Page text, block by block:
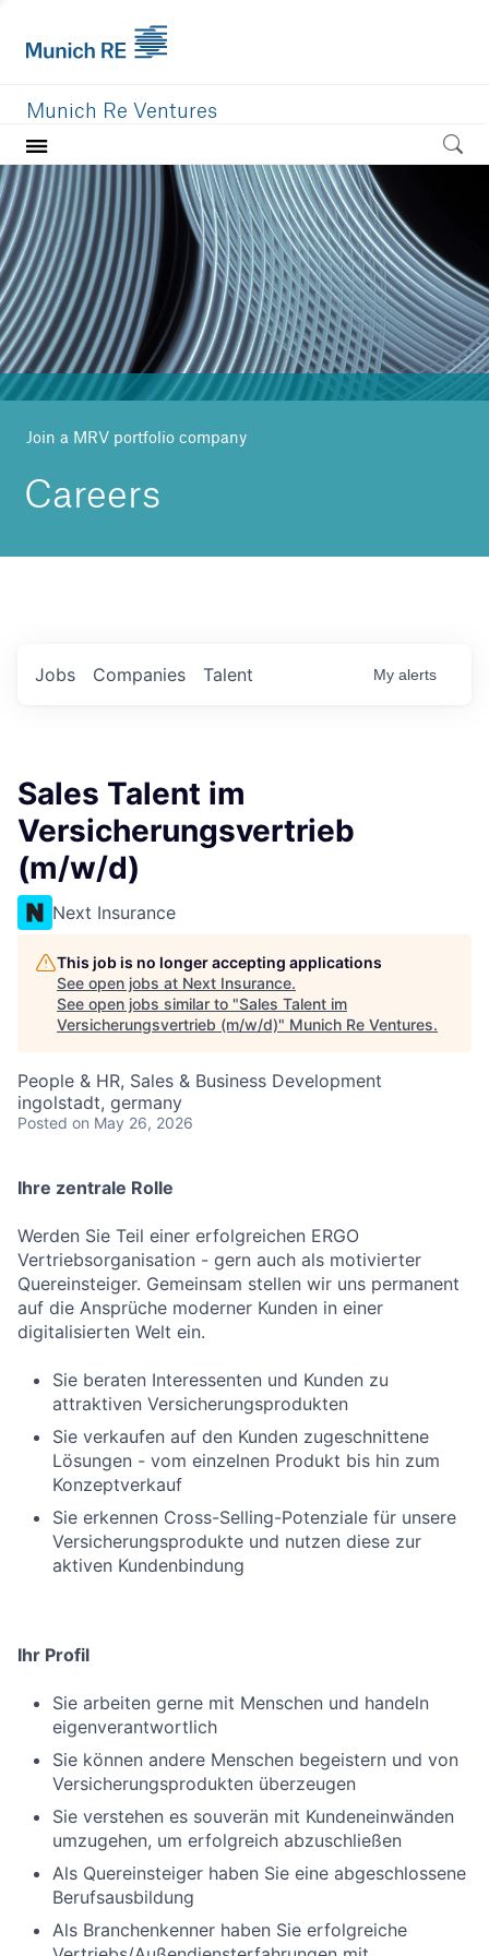
Munich Re Ventures
Home
Our value
Portfolio
Investment areas
Team
News
Join a MRV portfolio company
Careers
Jobs Companies Talent My alerts
Sales Talent im
Versicherungsvertrieb
(m/w/d)
Next Insurance
This job is no longer accepting applications
See open jobs at Next Insurance.
See open jobs similar to "Sales Talent im
Versicherungsvertrieb (m/w/d)" Munich Re Ventures.
People & HR, Sales & Business Development
ingolstadt, germany
Posted on May 26, 2026
Ihre zentrale Rolle
Werden Sie Teil einer erfolgreichen ERGO
Vertriebsorganisation - gern auch als motivierter
Quereinsteiger. Gemeinsam stellen wir uns permanent
auf die Ansprüche moderner Kunden in einer
digitalisierten Welt ein.
Sie beraten Interessenten und Kunden zu
attraktiven Versicherungsprodukten
Sie verkaufen auf den Kunden zugeschnittene
Lösungen - vom einzelnen Produkt bis hin zum
Konzeptverkauf
Sie erkennen Cross-Selling-Potenziale für unsere
Versicherungsprodukte und nutzen diese zur
aktiven Kundenbindung
Ihr Profil
Sie arbeiten gerne mit Menschen und handeln
eigenverantwortlich
Sie können andere Menschen begeistern und von
Versicherungsprodukten überzeugen
Sie verstehen es souverän mit Kundeneinwänden
umzugehen, um erfolgreich abzuschließen
Als Quereinsteiger haben Sie eine abgeschlossene
Berufsausbildung
Als Branchenkenner haben Sie erfolgreiche